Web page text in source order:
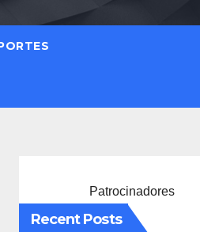
Patrocinadores
Recent Posts